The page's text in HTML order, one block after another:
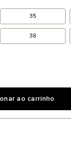
35
38
ao carrinho